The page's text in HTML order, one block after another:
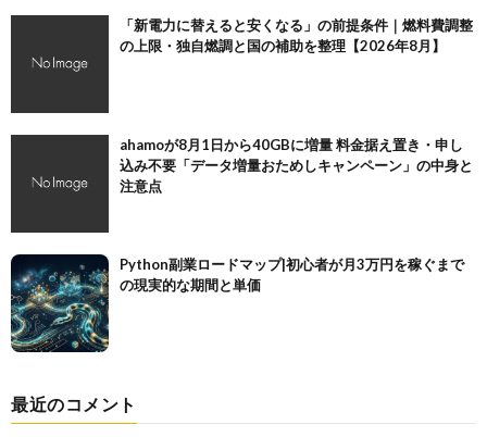
「新電力に替えると安くなる」の前提条件｜燃料費調整
の上限・独自燃調と国の補助を整理【2026年8月】
ahamoが8月1日から40GBに増量 料金据え置き・申し
込み不要「データ増量おためしキャンペーン」の中身と
注意点
Python副業ロードマップ|初心者が月3万円を稼ぐまで
の現実的な期間と単価
最近のコメント